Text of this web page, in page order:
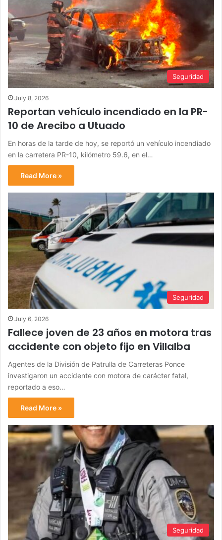
Seguridad
July 8, 2026
Reportan vehículo incendiado en la PR-
10 de Arecibo a Utuado
En horas de la tarde de hoy, se reportó un vehículo incendiado
en la carretera PR-10, kilómetro 59.6, en el…
Read More »
Seguridad
July 6, 2026
Fallece joven de 23 años en motora tras
accidente con objeto fijo en Villalba
Agentes de la División de Patrulla de Carreteras Ponce
investigaron un accidente con motora de carácter fatal,
reportado a eso…
Read More »
Seguridad